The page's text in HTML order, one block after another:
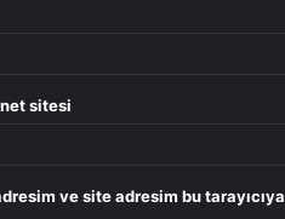
sitesi
ve site adresim bu tarayıcıya